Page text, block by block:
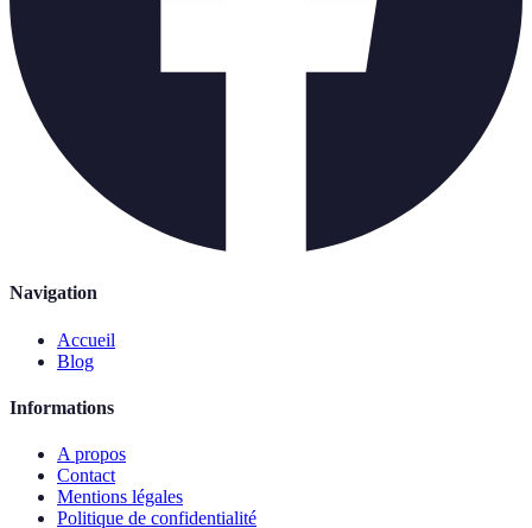
Navigation
Accueil
Blog
Informations
A propos
Contact
Mentions légales
Politique de confidentialité